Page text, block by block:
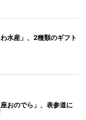
水産」、2種類のギフト
おのでら」、表参道に